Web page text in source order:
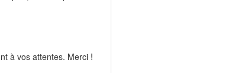
à vos attentes. Merci !